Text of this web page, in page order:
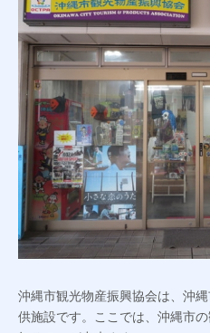
沖縄市観光物産振興協会は、沖
供施設です。ここでは、沖縄市